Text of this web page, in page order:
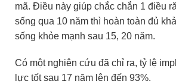
mã. Điều này giúp chắc chắn 1 điều
sống qua 10 năm thì hoàn toàn đủ
sống khỏe mạnh sau 15, 20 năm.
Có một nghiên cứu đã chỉ ra, tỷ lệ
lực tốt sau 17 năm lên đến 93%.